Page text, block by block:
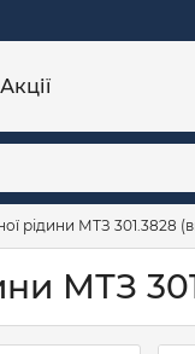
Акції
рідини МТЗ 301.3828
МТЗ